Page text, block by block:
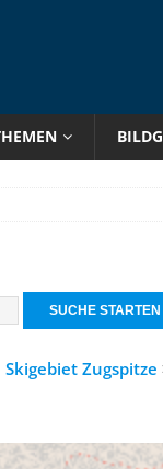
Skigebiet Zugspitze